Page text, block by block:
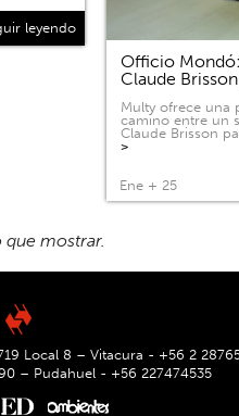
leyendo
Officio
Claude
Multy ofrece una
camino entre un
Claude Brisson
>
Ene + 25
Local 8 – Vitacura - +56 2
– Pudahuel - +56 227474535